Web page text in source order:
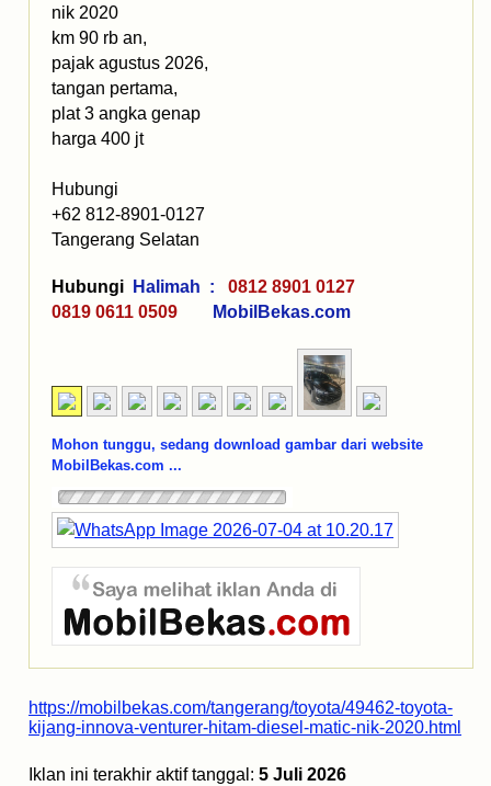
nik 2020
km 90 rb an,
pajak agustus 2026,
tangan pertama,
plat 3 angka genap
harga 400 jt
Hubungi
+62 812-8901-0127
Tangerang Selatan
Hubungi Halimah :
0812 8901 0127
0819 0611 0509
MobilBekas.com
Mohon tunggu, sedang download gambar dari website
MobilBekas.com ...
https://mobilbekas.com/tangerang/toyota/49462-toyota-
kijang-innova-venturer-hitam-diesel-matic-nik-2020.html
Iklan ini terakhir aktif tanggal: 5 Juli 2026